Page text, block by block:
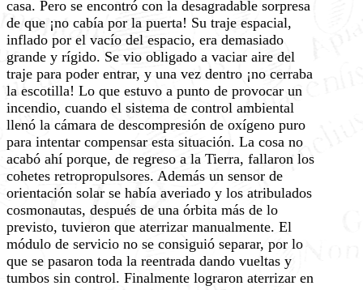
casa. Pero se encontró con la desagradable sorpresa
de que ¡no cabía por la puerta! Su traje espacial,
inflado por el vacío del espacio, era demasiado
grande y rígido. Se vio obligado a vaciar aire del
traje para poder entrar, y una vez dentro ¡no cerraba
la escotilla! Lo que estuvo a punto de provocar un
incendio, cuando el sistema de control ambiental
llenó la cámara de descompresión de oxígeno puro
para intentar compensar esta situación. La cosa no
acabó ahí porque, de regreso a la Tierra, fallaron los
cohetes retropropulsores. Además un sensor de
orientación solar se había averiado y los atribulados
cosmonautas, después de una órbita más de lo
previsto, tuvieron que aterrizar manualmente. El
módulo de servicio no se consiguió separar, por lo
que se pasaron toda la reentrada dando vueltas y
tumbos sin control. Finalmente lograron aterrizar en